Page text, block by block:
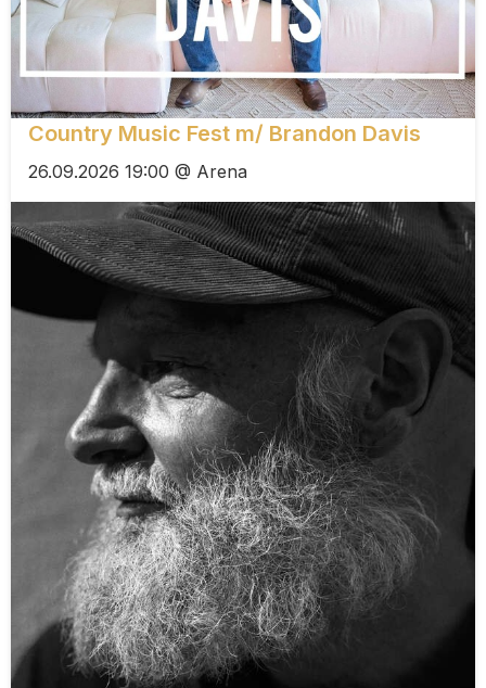
Country Music Fest m/ Brandon Davis
26.09.2026 19:00 @ Arena